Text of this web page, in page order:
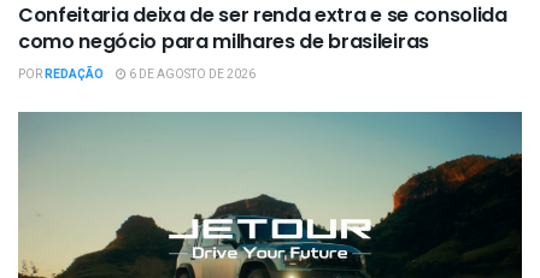
Confeitaria deixa de ser renda extra e se consolida
como negócio para milhares de brasileiras
PORREDAÇÃO 6 DE AGOSTO DE 2026